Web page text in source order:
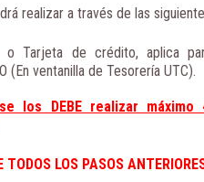
realizar a través de las
o Tarjeta de crédito, aplica
(En ventanilla de Tesorería UTC).
se los DEBE realizar
LOS PASOS